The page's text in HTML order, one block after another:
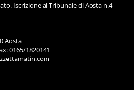
Iscrizione al Tribunale di Aosta n.4
Aosta
0165/1820141